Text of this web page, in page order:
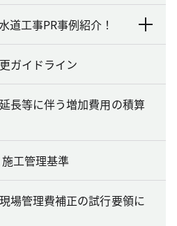
道工事PR事例紹介！
ガイドライン
長等に伴う増加費用の積算
工管理基準
場管理費補正の試行要領に